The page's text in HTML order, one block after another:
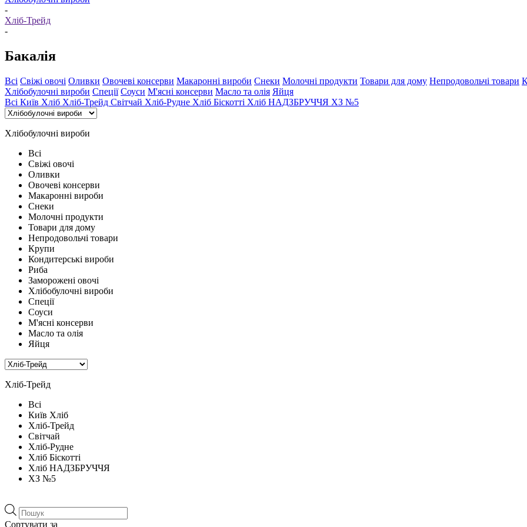
-
Хліб-Трейд
-
Бакалія
Всі Свіжі овочі Оливки Овочеві консерви Макаронні вироби Снеки Молочні продукти Товари для дому Непродовольчі товари
Хлібобулочні вироби Спеції Соуси М'ясні консерви Масло та олія Яйця
Всі Київ Хліб Хліб-Трейд Світчай Хліб-Рудне Хліб Біскотті Хліб НАДЗБРУЧЧЯ ХЗ №5
Хлібобулочні вироби
Всі
Свіжі овочі
Оливки
Овочеві консерви
Макаронні вироби
Снеки
Молочні продукти
Товари для дому
Непродовольчі товари
Крупи
Кондитерські вироби
Риба
Заморожені овочі
Хлібобулочні вироби
Спеції
Соуси
М'ясні консерви
Масло та олія
Яйця
Хліб-Трейд
Всі
Київ Хліб
Хліб-Трейд
Світчай
Хліб-Рудне
Хліб Біскотті
Хліб НАДЗБРУЧЧЯ
ХЗ №5
Пошук
товарів
Сортувати за